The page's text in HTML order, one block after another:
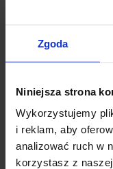
Zgoda
Niniejsza strona
Wykorzystujemy
i reklam, aby
analizować ruch w
korzystasz z
Gigantyczny
kompleks
biurowo-
hotelowy na
finiszu budowy